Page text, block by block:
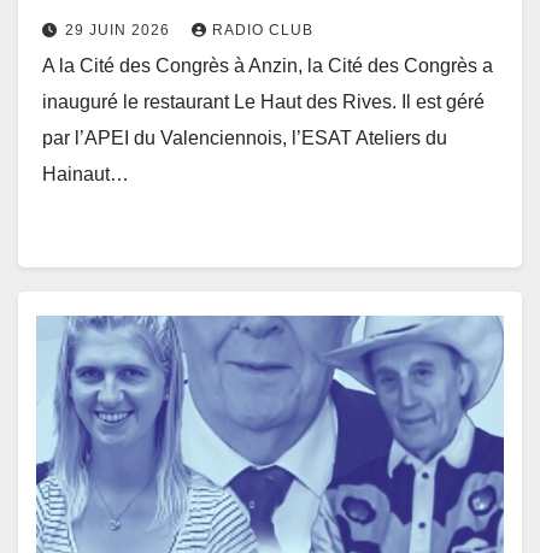
29 JUIN 2026 RADIO CLUB
A la Cité des Congrès à Anzin, la Cité des Congrès a
inauguré le restaurant Le Haut des Rives. Il est géré
par l’APEI du Valenciennois, l’ESAT Ateliers du
Hainaut…